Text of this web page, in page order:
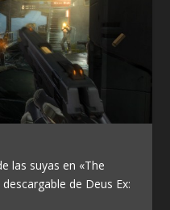
las suyas en «The
de Deus Ex: